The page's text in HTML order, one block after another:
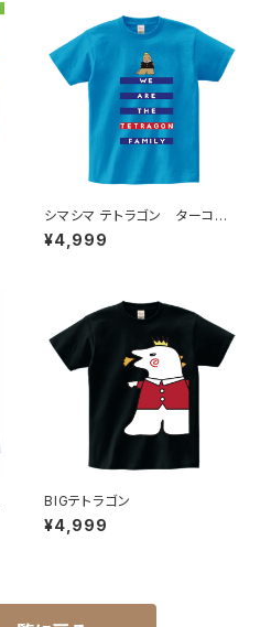
シマシマ テトラゴン ターコイ
ズ
¥4,999
BIGテトラゴン
¥4,999